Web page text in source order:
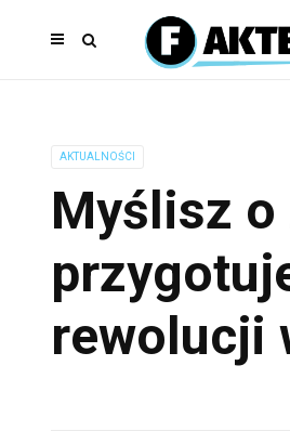
AKTUALNOŚCI
Myślisz o
rewolucji